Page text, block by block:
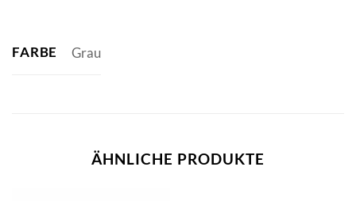
FARBE Grau
ÄHNLICHE PRODUKTE